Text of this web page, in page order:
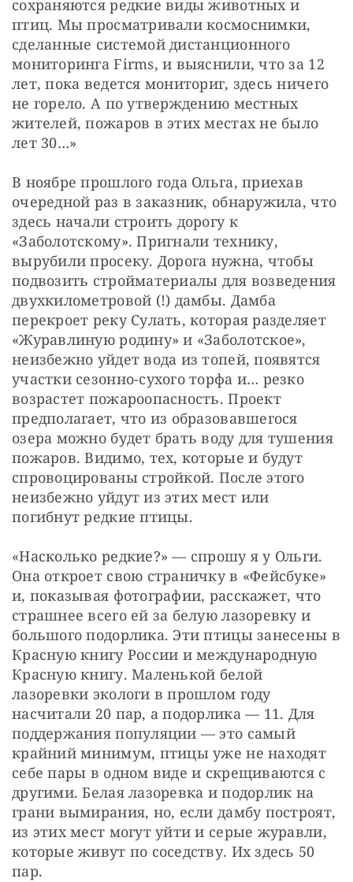
сохраняются редкие виды животных и
птиц. Мы просматривали космоснимки,
сделанные системой дистанционного
мониторинга Firms, и выяснили, что за 12
лет, пока ведется мониториг, здесь ничего
не горело. А по утверждению местных
жителей, пожаров в этих местах не было
лет 30…»
В ноябре прошлого года Ольга, приехав
очередной раз в заказник, обнаружила, что
здесь начали строить дорогу к
«Заболотскому». Пригнали технику,
вырубили просеку. Дорога нужна, чтобы
подвозить стройматериалы для возведения
двухкилометровой (!) дамбы. Дамба
перекроет реку Сулать, которая разделяет
«Журавлиную родину» и «Заболотское»,
неизбежно уйдет вода из топей, появятся
участки сезонно-сухого торфа и… резко
возрастет пожароопасность. Проект
предполагает, что из образовавшегося
озера можно будет брать воду для тушения
пожаров. Видимо, тех, которые и будут
спровоцированы стройкой. После этого
неизбежно уйдут из этих мест или
погибнут редкие птицы.
«Насколько редкие?» — спрошу я у Ольги.
Она откроет свою страничку в «Фейсбуке»
и, показывая фотографии, расскажет, что
страшнее всего ей за белую лазоревку и
большого подорлика. Эти птицы занесены в
Красную книгу России и международную
Красную книгу. Маленькой белой
лазоревки экологи в прошлом году
насчитали 20 пар, а подорлика — 11. Для
поддержания популяции — это самый
крайний минимум, птицы уже не находят
себе пары в одном виде и скрещиваются с
другими. Белая лазоревка и подорлик на
грани вымирания, но, если дамбу построят,
из этих мест могут уйти и серые журавли,
которые живут по соседству. Их здесь 50
пар.